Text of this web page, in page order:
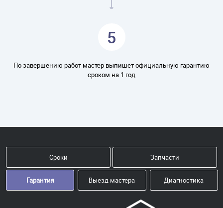
5
По завершению работ мастер выпишет официальную гарантию
сроком на 1 год
Сроки Запчасти
Гарантия Выезд мастера Диагностика